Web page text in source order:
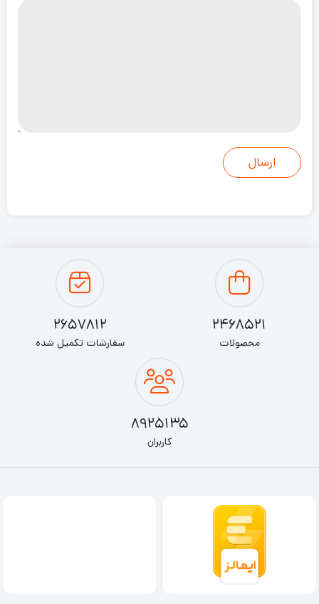
2468521
محصولات
2657812
سفارشات تکمیل شده
8925135
کاربران